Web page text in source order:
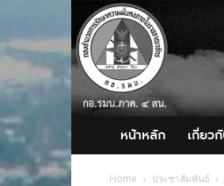
กอ.รมน.ภาค
4
สน.
หน้าหลัก เกี่ยว
Home ประชาสัมพันธ์